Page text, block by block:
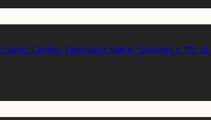
Santa Carolina Reservado Malbec Santiago x 750 ml.